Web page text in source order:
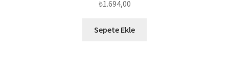
₺1.694,00
Sepete Ekle